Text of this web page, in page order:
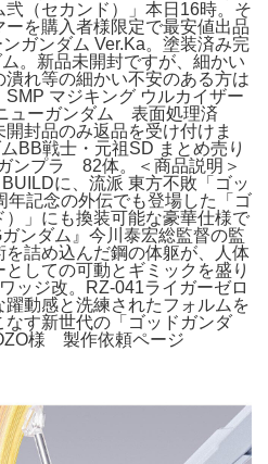
（セカンド）」本日16時。そ
を購入者様限定で最安値出品
ガンダム Ver.Ka。塗装済み完
。新品未開封ですが、細かい
れ等の細かい不安のある方は
マジキング ウルカイザー
ューガンダム 表面処理済
封品のみ返品を受け付けま
BB戦士・元祖SD まとめ売り
ンプラ 82体。＜商品説明＞
に、流派 東方不敗「ゴッ
年記念の外伝でも登場した「ゴ
」にも換装可能な豪華仕様で
ンダム』今川泰宏総監督の監
詰め込んだ鋼の体躯が、人体
しての可動とギミックを盛り
ッジ改。RZ-041ライガーゼロ
動感と洗練されたフォルムを
す新世代の「ゴッドガンダ
様 製作依頼ページ